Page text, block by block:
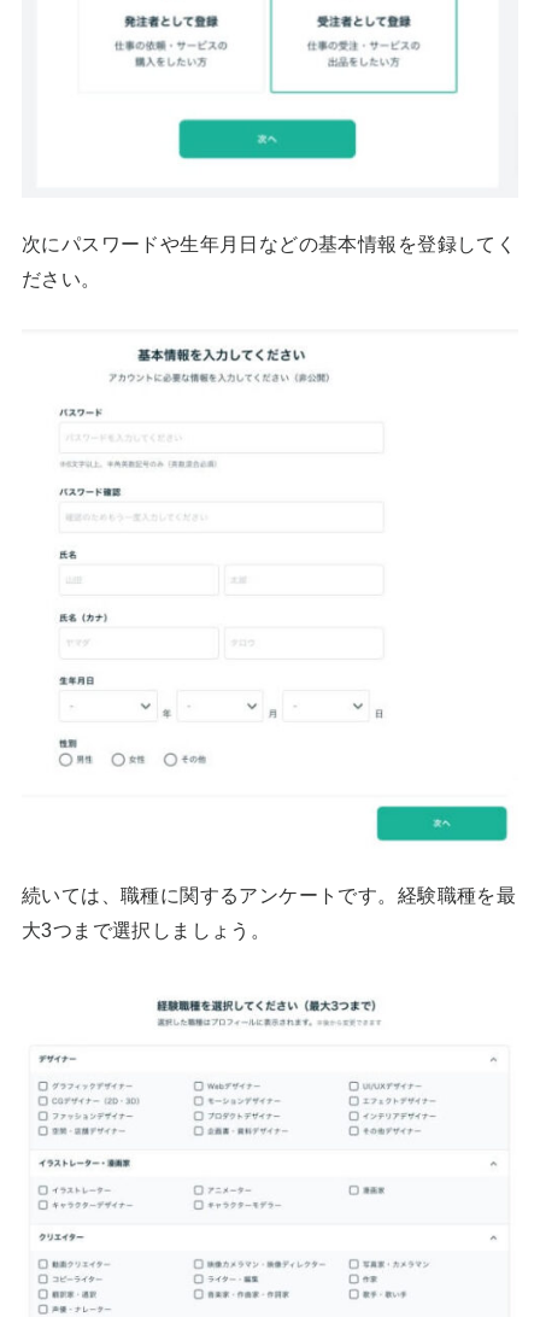
次にパスワードや生年月日などの基本情報を登録してく
ださい。
続いては、職種に関するアンケートです。経験職種を最
大3つまで選択しましょう。